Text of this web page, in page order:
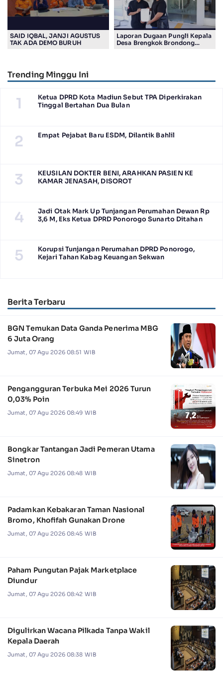
SAID IQBAL, JANJI AGUSTUS
TAK ADA DEMO BURUH
Laporan Dugaan Pungli Kepala
Desa Brengkok Brondong
Trending Minggu Ini
1
Ketua DPRD Kota Madiun Sebut TPA Diperkirakan
Tinggal Bertahan Dua Bulan
2 Empat Pejabat Baru ESDM, Dilantik Bahlil
3
KEUSILAN DOKTER BENI, ARAHKAN PASIEN KE
KAMAR JENASAH, DISOROT
4
Jadi Otak Mark Up Tunjangan Perumahan Dewan Rp
3,6 M, Eks Ketua DPRD Ponorogo Sunarto Ditahan
5
Korupsi Tunjangan Perumahan DPRD Ponorogo,
Kejari Tahan Kabag Keuangan Sekwan
Berita Terbaru
BGN Temukan Data Ganda Penerima MBG
6 Juta Orang
Jumat, 07 Agu 2026 08:51 WIB
Pengangguran Terbuka Mei 2026 Turun
0,03% Poin
Jumat, 07 Agu 2026 08:49 WIB
Bongkar Tantangan Jadi Pemeran Utama
Sinetron
Jumat, 07 Agu 2026 08:48 WIB
Padamkan Kebakaran Taman Nasional
Bromo, Khofifah Gunakan Drone
Jumat, 07 Agu 2026 08:45 WIB
Paham Pungutan Pajak Marketplace
Diundur
Jumat, 07 Agu 2026 08:42 WIB
Digulirkan Wacana Pilkada Tanpa Wakil
Kepala Daerah
Jumat, 07 Agu 2026 08:38 WIB